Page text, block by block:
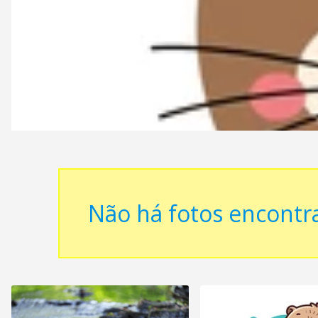
Não há fotos